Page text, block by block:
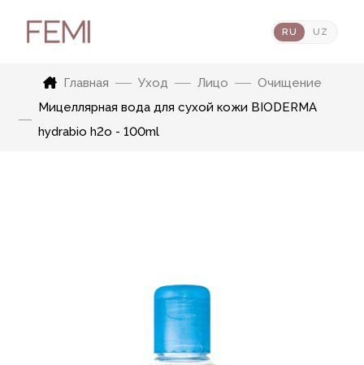
RU UZ
Главная Уход Лицо
Очищение
Мицеллярная вода для сухой кожи BIODERMA
hydrabio h2o - 100ml